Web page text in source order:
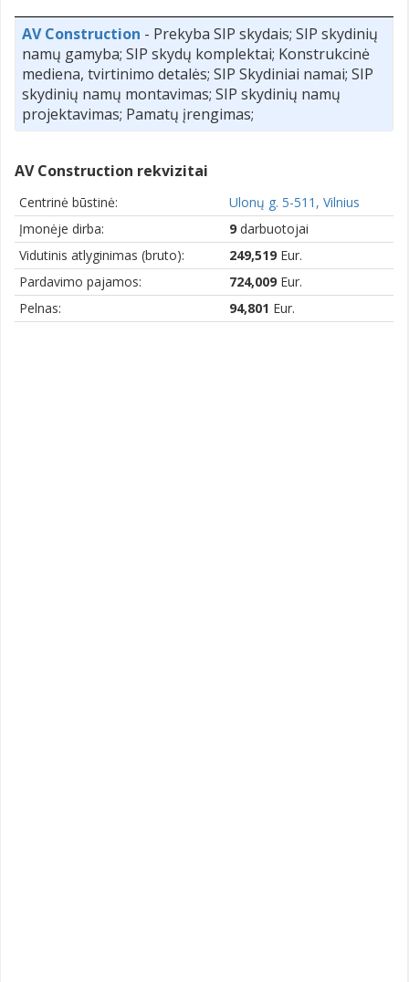
AV Construction - Prekyba SIP skydais; SIP skydinių
namų gamyba; SIP skydų komplektai; Konstrukcinė
mediena, tvirtinimo detalės; SIP Skydiniai namai; SIP
skydinių namų montavimas; SIP skydinių namų
projektavimas; Pamatų įrengimas;
AV Construction rekvizitai
Centrinė būstinė:
Ulonų g. 5-511, Vilnius
Įmonėje dirba:
9 darbuotojai
Vidutinis atlyginimas (bruto):
249,519 Eur.
Pardavimo pajamos:
724,009 Eur.
Pelnas:
94,801 Eur.